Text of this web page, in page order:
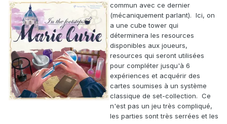
commun avec ce dernier
(mécaniquement parlant). Ici, on
a une cube tower qui
déterminera les resources
disponibles aux joueurs,
resources qui seront utilisées
pour compléter jusqu'à 6
expériences et acquérir des
cartes soumises à un système
classique de set-collection. Ce
n'est pas un jeu très compliqué,
les parties sont très serrées et les